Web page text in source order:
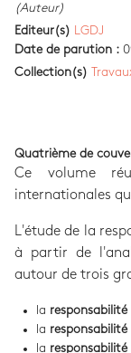
(Auteur)
Editeur(s)
LGDJ
Date de parution :
Collection(s)
Quatrième de
Ce volume
internationales
L'étude de la
à partir de
autour de trois
la
la
la